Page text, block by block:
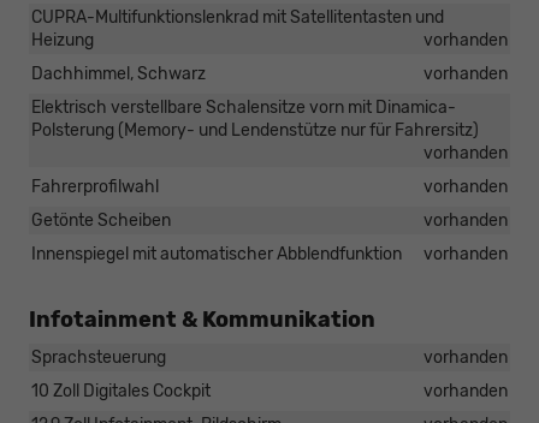
CUPRA-Multifunktionslenkrad mit Satellitentasten und
Heizung
vorhanden
Dachhimmel, Schwarz
vorhanden
Elektrisch verstellbare Schalensitze vorn mit Dinamica-
Polsterung (Memory- und Lendenstütze nur für Fahrersitz)
vorhanden
Fahrerprofilwahl
vorhanden
Getönte Scheiben
vorhanden
Innenspiegel mit automatischer Abblendfunktion
vorhanden
Infotainment & Kommunikation
Sprachsteuerung
vorhanden
10 Zoll Digitales Cockpit
vorhanden